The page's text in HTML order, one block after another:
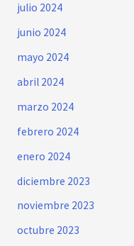
julio 2024
junio 2024
mayo 2024
abril 2024
marzo 2024
febrero 2024
enero 2024
diciembre 2023
noviembre 2023
octubre 2023